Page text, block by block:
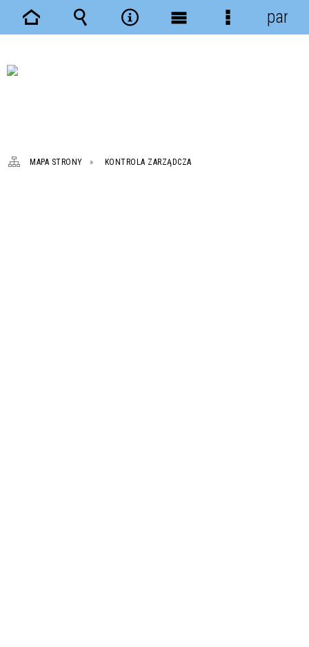
MAPA STRONY KONTROLA ZARZĄDCZA
Strona Wyszukiwarka
NarzędziaMenu
Menu
panel